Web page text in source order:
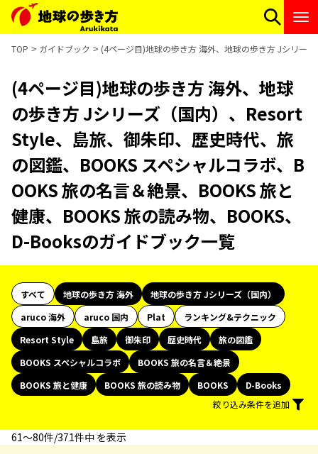
TOP ガイドブック (4ページ目)地球の歩き方 海外、地球の歩き方 Jシリー
(4ページ目)地球の歩き方 海外、地球
の歩き方 Jシリーズ（国内）、Resort
Style、島旅、御朱印、歴史時代、旅
の図鑑、BOOKS スペシャルコラボ、B
OOKS 旅の名言＆絶景、BOOKS 旅と
健康、BOOKS 旅の読み物、BOOKS、
D-Booksのガイドブック一覧
すべて 地球の歩き方 海外
地球の歩き方 Jシリーズ（国内）
aruco 海外
aruco 国内 Plat
ランキング&テクニック
Resort Style
島旅 御朱印 歴史時代
旅の図鑑
BOOKS スペシャルコラボ
BOOKS 旅の名言＆絶景
BOOKS 旅と健康
BOOKS 旅の読み物 BOOKS
D-Books
絞り込み条件を追加
61〜80件/371件中 を表示